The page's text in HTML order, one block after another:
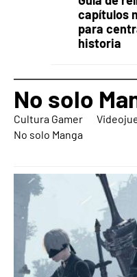
capítulos
para
historia
No solo
Cultura Gamer
No solo Manga